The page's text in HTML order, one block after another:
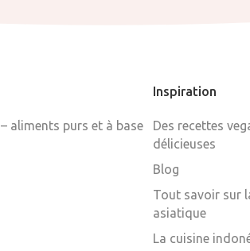
aliments purs et à base
Inspiration
Des recettes
délicieuses
Blog
Tout savoir sur
asiatique
La cuisine